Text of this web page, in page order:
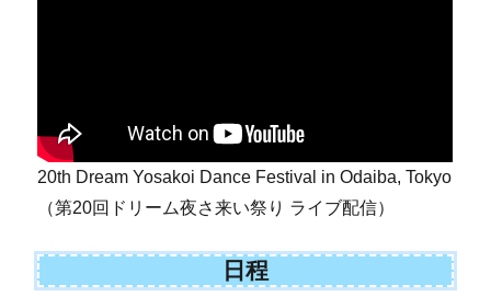
20th Dream Yosakoi Dance Festival in Odaiba, Tokyo
（第20回ドリーム夜さ来い祭り ライブ配信）
日程